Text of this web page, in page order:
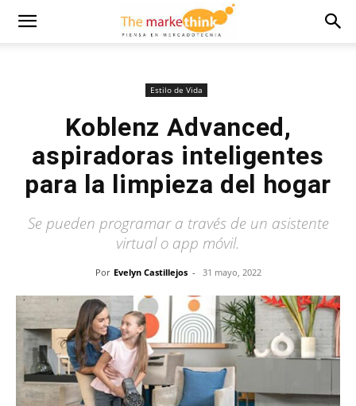
Estilo de Vida
Koblenz Advanced,
aspiradoras inteligentes
para la limpieza del hogar
Se pueden programar a través de un asistente
virtual o app móvil.
Por Evelyn Castillejos - 31 mayo, 2022